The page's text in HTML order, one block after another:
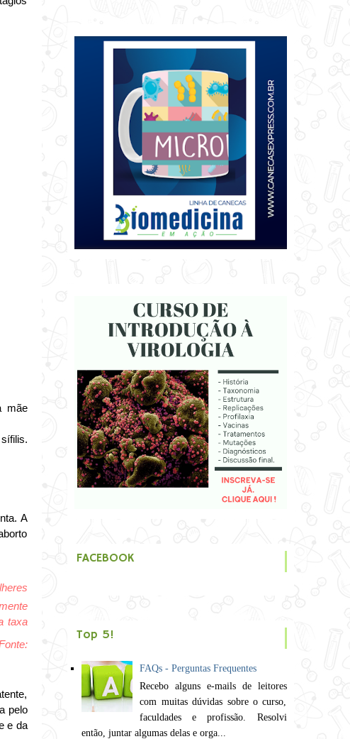
mãe
A
taxa
pelo
e da
FACEBOOK
Top 5!
FAQs - Perguntas Frequentes
Recebo alguns e-mails de leitores
com muitas dúvidas sobre o curso,
faculdades e profissão. Resolvi
então, juntar algumas delas e orga...